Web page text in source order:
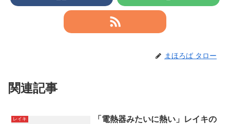
まほろば タロー
関連記事
レイキ
「電熱器みたいに熱い」レイキの